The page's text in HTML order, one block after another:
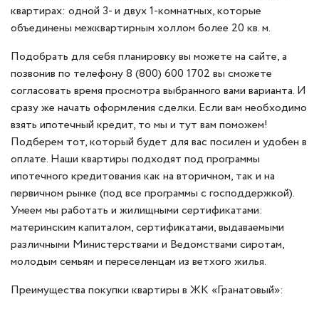
квартирах: одной 3- и двух 1-комнатных, которые
объединены межквартирным холлом более 20 кв. м.
Подобрать для себя планировку вы можете на сайте, а
позвонив по телефону 8 (800) 600 1702 вы сможете
согласовать время просмотра выбранного вами варианта. И
сразу же начать оформления сделки. Если вам необходимо
взять ипотечный кредит, то мы и тут вам поможем!
Подберем тот, который будет для вас посилен и удобен в
оплате. Наши квартиры подходят под программы
ипотечного кредитования как на вторичном, так и на
первичном рынке (под все программы с господдержкой).
Умеем мы работать и жилищными сертификатами:
материнским капиталом, сертификатами, выдаваемыми
различными Министерствами и Ведомствами сиротам,
молодым семьям и переселенцам из ветхого жилья.
Преимущества покупки квартиры в ЖК «Гранатовый»: